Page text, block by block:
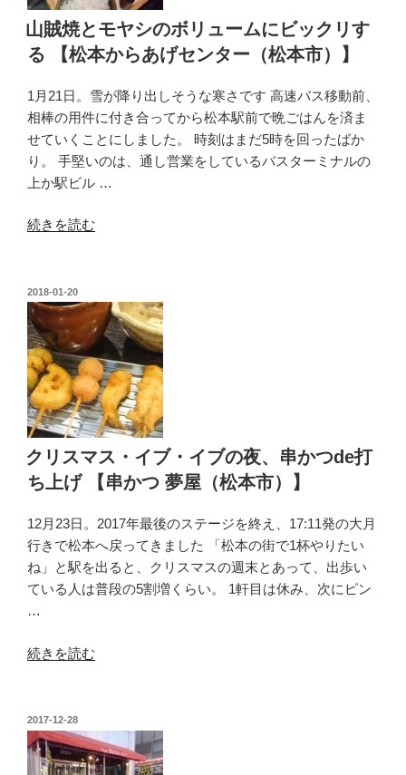
食
べ
て
る
か
Act1「か
ら
セ
の
あ
げ
弁
当」”
の
山賊焼とモヤシのボリュームにビックリす
る 【松本からあげセンター（松本市）】
1月21日。雪が降り出しそうな寒さです 高速バス移動前、
相棒の用件に付き合ってから松本駅前で晩ごはんを済ま
せていくことにしました。 時刻はまだ5時を回ったばか
り。 手堅いのは、通し営業をしているバスターミナルの
上か駅ビル …
“山
と
モ
ヤ
シ
の
ボ
リ
ュ
ー
ム
ビ
ッ
ク
リ
す
【松
ら
あ
げ
続きを読む
投
稿
日:
2018-01-20
クリスマス・イブ・イブの夜、串かつde打
ち上げ 【串かつ 夢屋（松本市）】
12月23日。2017年最後のステージを終え、17:11発の大月
行きで松本へ戻ってきました 「松本の街で1杯やりたい
ね」と駅を出ると、クリスマスの週末とあって、出歩い
ている人は普段の5割増くらい。 1軒目は休み、次にピン
…
“ク
マ
ス・
イ
続きを読む
投
日:
2017-12-28